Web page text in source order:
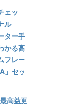
ェッ
ル
ター手
かる高
フレー
」セッ
高益更